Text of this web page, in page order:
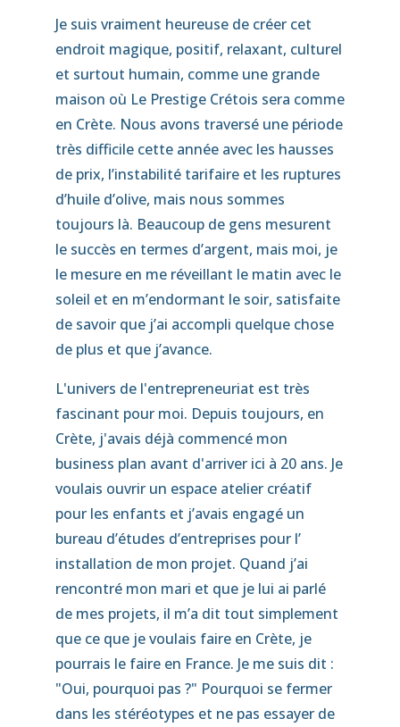
Je suis vraiment heureuse de créer cet
endroit magique, positif, relaxant, culturel
et surtout humain, comme une grande
maison où Le Prestige Crétois sera comme
en Crète. Nous avons traversé une période
très difficile cette année avec les hausses
de prix, l’instabilité tarifaire et les ruptures
d’huile d’olive, mais nous sommes
toujours là. Beaucoup de gens mesurent
le succès en termes d’argent, mais moi, je
le mesure en me réveillant le matin avec le
soleil et en m’endormant le soir, satisfaite
de savoir que j’ai accompli quelque chose
de plus et que j’avance.
L'univers de l'entrepreneuriat est très
fascinant pour moi. Depuis toujours, en
Crète, j'avais déjà commencé mon
business plan avant d'arriver ici à 20 ans. Je
voulais ouvrir un espace atelier créatif
pour les enfants et j’avais engagé un
bureau d’études d’entreprises pour l’
installation de mon projet. Quand j’ai
rencontré mon mari et que je lui ai parlé
de mes projets, il m’a dit tout simplement
que ce que je voulais faire en Crète, je
pourrais le faire en France. Je me suis dit :
"Oui, pourquoi pas ?" Pourquoi se fermer
dans les stéréotypes et ne pas essayer de